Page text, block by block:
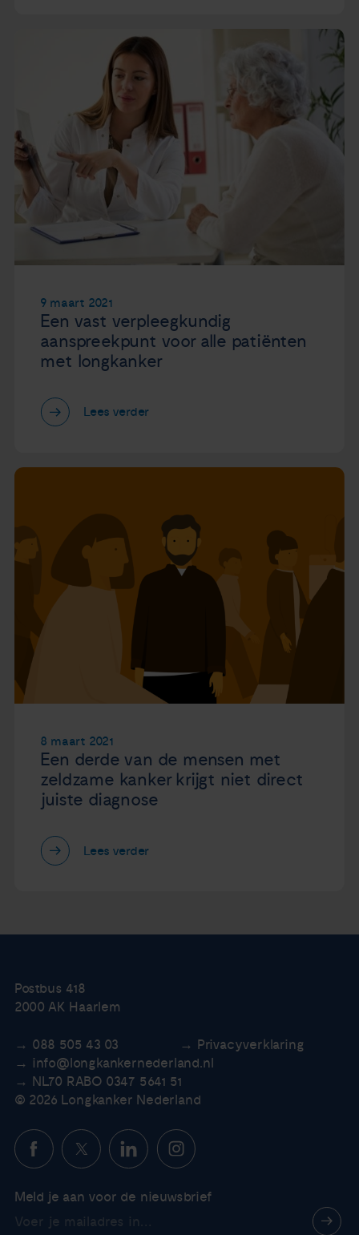
9 maart 2021
Een vast verpleegkundig
aanspreekpunt voor alle patiënten
met longkanker
Lees verder
8 maart 2021
Een derde van de mensen met
zeldzame kanker krijgt niet direct
juiste diagnose
Lees verder
Postbus 418
2000 AK Haarlem
088 505 43 03
Privacyverklaring
info@longkankernederland.nl
NL70 RABO 0347 5641 51
© 2026 Longkanker Nederland
Meld je aan voor de nieuwsbrief